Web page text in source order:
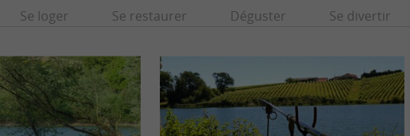
Se loger Se restaurer Déguster Se divertir